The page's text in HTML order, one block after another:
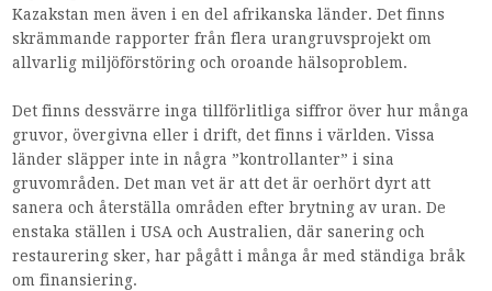
Kazakstan men även i en del afrikanska länder. Det finns
skrämmande rapporter från flera urangruvsprojekt om
allvarlig miljöförstöring och oroande hälsoproblem.
Det finns dessvärre inga tillförlitliga siffror över hur många
gruvor, övergivna eller i drift, det finns i världen. Vissa
länder släpper inte in några ”kontrollanter” i sina
gruvområden. Det man vet är att det är oerhört dyrt att
sanera och återställa områden efter brytning av uran. De
enstaka ställen i USA och Australien, där sanering och
restaurering sker, har pågått i många år med ständiga bråk
om finansiering.